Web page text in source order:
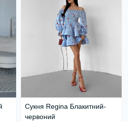
Сукня Regina Блакитний-
червоний